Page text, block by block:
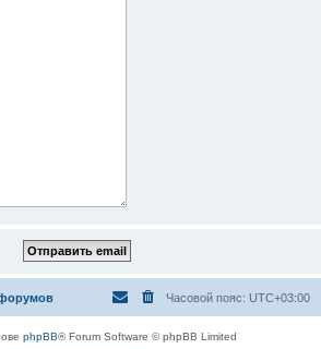
Часовой пояс: UTC+03:00
phpBB® Forum Software © phpBB Limited